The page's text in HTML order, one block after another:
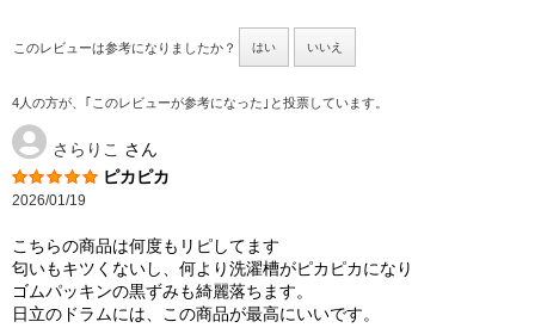
このレビューは参考になりましたか？ はい いいえ
4人の方が、｢このレビューが参考になった｣と投票しています。
さらりこ さん
ピカピカ
2026/01/19
こちらの商品は何度もリピしてます
匂いもキツくないし、何より洗濯槽がピカピカになり
ゴムパッキンの黒ずみも綺麗落ちます。
日立のドラムには、この商品が最高にいいです。